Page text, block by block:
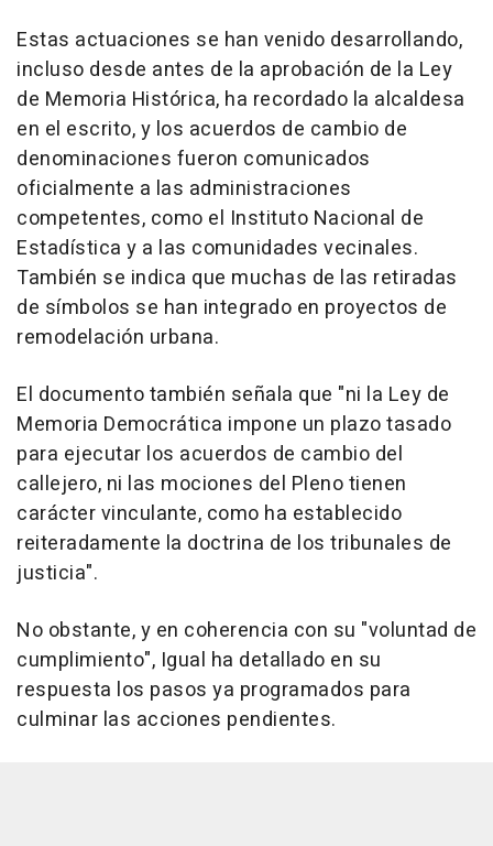
Estas actuaciones se han venido desarrollando,
incluso desde antes de la aprobación de la Ley
de Memoria Histórica, ha recordado la alcaldesa
en el escrito, y los acuerdos de cambio de
denominaciones fueron comunicados
oficialmente a las administraciones
competentes, como el Instituto Nacional de
Estadística y a las comunidades vecinales.
También se indica que muchas de las retiradas
de símbolos se han integrado en proyectos de
remodelación urbana.
El documento también señala que "ni la Ley de
Memoria Democrática impone un plazo tasado
para ejecutar los acuerdos de cambio del
callejero, ni las mociones del Pleno tienen
carácter vinculante, como ha establecido
reiteradamente la doctrina de los tribunales de
justicia".
No obstante, y en coherencia con su "voluntad de
cumplimiento", Igual ha detallado en su
respuesta los pasos ya programados para
culminar las acciones pendientes.